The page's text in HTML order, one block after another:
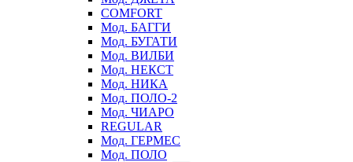
COMFORT
Мод. БАГГИ
Мод. БУГАТИ
Мод. ВИЛБИ
Мод. НЕКСТ
Мод. НИКА
Мод. ПОЛО-2
Мод. ЧИАРО
REGULAR
Мод. ГЕРМЕС
Мод. ПОЛО